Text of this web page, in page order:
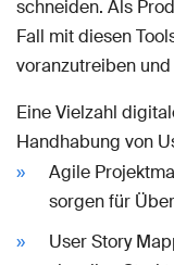
schneiden. Als
Fall mit diesen
voranzutreiben
Eine Vielzahl
Handhabung von
Agile
sorgen für
User Story